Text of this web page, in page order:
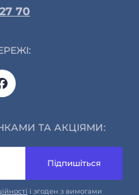
70
ТА АКЦІЯМИ:
Підпишіться
і згоден з вимогами